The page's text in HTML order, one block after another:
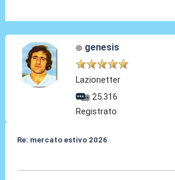
genesis
Lazionetter
25.316
Registrato
Re: mercato estivo 2026